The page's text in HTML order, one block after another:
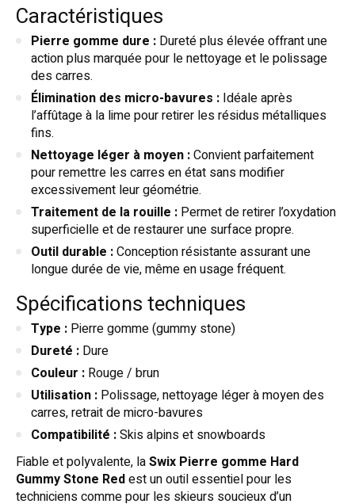
Caractéristiques
Pierre gomme dure : Dureté plus élevée offrant une
action plus marquée pour le nettoyage et le polissage
des carres.
Élimination des micro-bavures : Idéale après
l’affûtage à la lime pour retirer les résidus métalliques
fins.
Nettoyage léger à moyen :Convient parfaitement
pour remettre les carres en état sans modifier
excessivement leur géométrie.
Traitement de la rouille : Permet de retirer l’oxydation
superficielle et de restaurer une surface propre.
Outil durable :Conception résistante assurant une
longue durée de vie, même en usage fréquent.
Spécifications techniques
Type : Pierre gomme (gummy stone)
Dureté : Dure
Couleur : Rouge / brun
Utilisation : Polissage, nettoyage léger à moyen des
carres, retrait de micro-bavures
Compatibilité :Skis alpins et snowboards
Fiable et polyvalente, laSwix Pierre gomme Hard
Gummy Stone Redest un outil essentiel pour les
techniciens comme pour les skieurs soucieux d’un